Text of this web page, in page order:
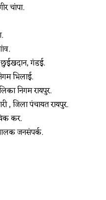
चांपा.
गंडई.
भिलाई.
निगम रायपुर.
, जिला पंचायत रायपुर.
कर.
जनसंपर्क.